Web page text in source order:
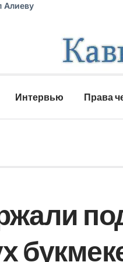
Алиеву
Интервью Права